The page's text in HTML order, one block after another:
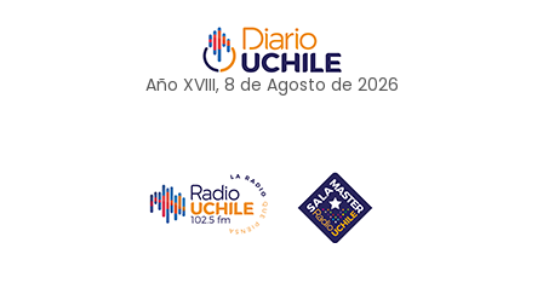
Año XVIII, 8 de Agosto de 2026